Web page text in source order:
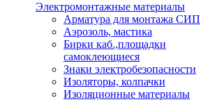
Электромонтажные материалы
Арматура для монтажа СИП
Аэрозоль, мастика
Бирки каб.,площадки
самоклеющиеся
Знаки электробезопасности
Изоляторы, колпачки
Изоляционные материалы